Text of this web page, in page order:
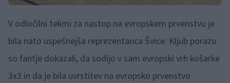
V odločilni tekmi za nastop na evropskem prvenstvu je
bila nato uspešnejša reprezentanca Švice. Kljub porazu
so fantje dokazali, da sodijo v sam evropski vrh košarke
3x3 in da je bila uvrstitev na evropsko prvenstvo